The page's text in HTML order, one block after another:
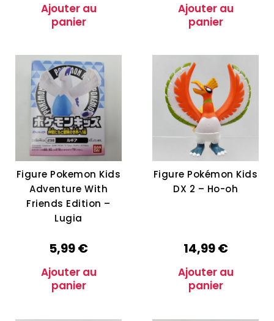
Ajouter au
panier
Ajouter au
panier
Figure Pokemon Kids
Adventure With
Friends Edition –
Lugia
5,99€
Ajouter au
panier
Figure Pokémon Kids
DX 2 – Ho-oh
14,99€
Ajouter au
panier